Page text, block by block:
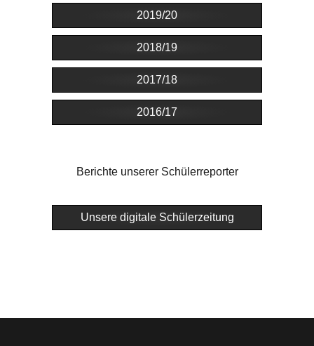
2019/20
2018/19
2017/18
2016/17
Berichte unserer Schülerreporter
Unsere digitale Schülerzeitung